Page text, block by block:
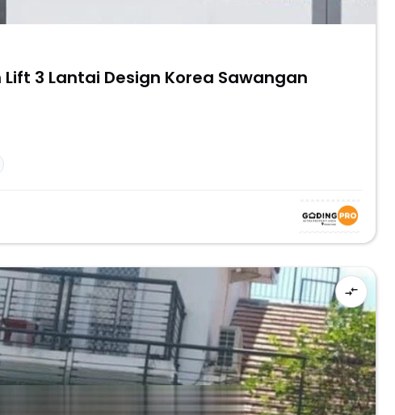
3 Lantai Design Korea Sawangan